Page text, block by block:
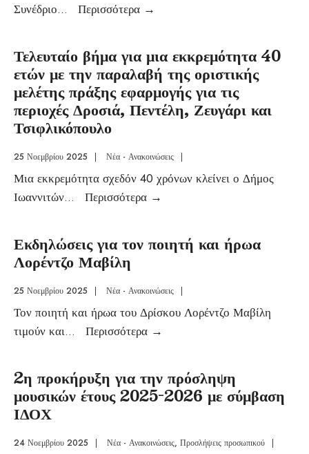
Συνέδριο... Περισσότερα →
Τελευταίο βήμα για μια εκκρεμότητα 40
ετών με την παραλαβή της οριστικής
μελέτης πράξης εφαρμογής για τις
περιοχές Δροσιά, Πεντέλη, Ζευγάρι και
Τσιφλικόπουλο
25 Νοεμβρίου 2025 Νέα - Ανακοινώσεις
Μια εκκρεμότητα σχεδόν 40 χρόνων κλείνει ο Δήμος
Ιωαννιτών... Περισσότερα →
Εκδηλώσεις για τον ποιητή και ήρωα
Λορέντζο Μαβίλη
25 Νοεμβρίου 2025 Νέα - Ανακοινώσεις
Τον ποιητή και ήρωα του Δρίσκου Λορέντζο Μαβίλη
τιμούν και... Περισσότερα →
2η προκήρυξη για την πρόσληψη
μουσικών έτους 2025-2026 με σύμβαση
ΙΔΟΧ
24 Νοεμβρίου 2025 Νέα - Ανακοινώσεις, Προσλήψεις προσωπικού